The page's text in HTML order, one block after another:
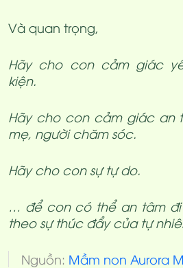
Và quan trọng,
Hãy cho con cảm giác
kiện.
Hãy cho con cảm giác an
mẹ, người chăm sóc.
Hãy cho con sự tự do.
… để con có thể an tâm đi
theo sự thúc đẩy của tự
Nguồn: Mầm non Aurora